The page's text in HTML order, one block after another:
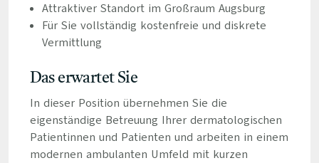
Attraktiver Standort im Großraum Augsburg
Für Sie vollständig kostenfreie und diskrete
Vermittlung
Das erwartet Sie
In dieser Position übernehmen Sie die
eigenständige Betreuung Ihrer dermatologischen
Patientinnen und Patienten und arbeiten in einem
modernen ambulanten Umfeld mit kurzen